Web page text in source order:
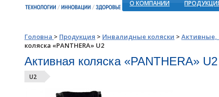
О КОМПАНИИ
Головна > Продукция > Инвалидные коляски > Активные,
коляска «PANTHERA» U2
Активная коляска «PANTHERA» U2
U2